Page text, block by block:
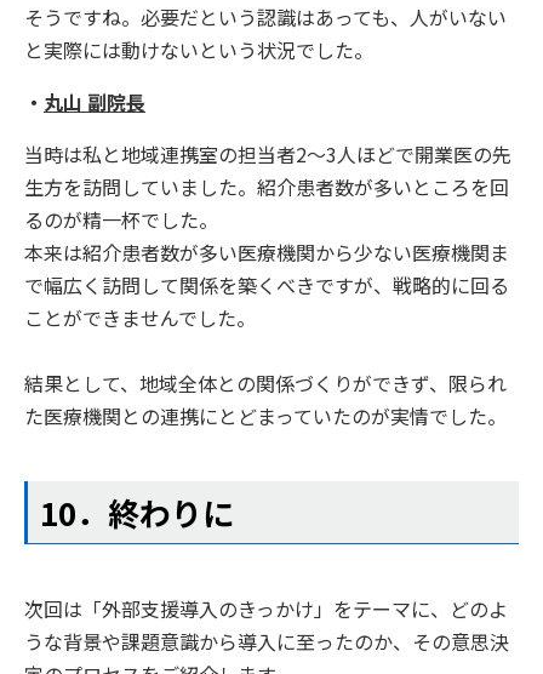
そうですね。必要だという認識はあっても、人がいない
と実際には動けないという状況でした。
・ 丸山 副院長
当時は私と地域連携室の担当者2〜3人ほどで開業医の先
生方を訪問していました。紹介患者数が多いところを回
るのが精一杯でした。
本来は紹介患者数が多い医療機関から少ない医療機関ま
で幅広く訪問して関係を築くべきですが、戦略的に回る
ことができませんでした。
結果として、地域全体との関係づくりができず、限られ
た医療機関との連携にとどまっていたのが実情でした。
10．終わりに
次回は「外部支援導入のきっかけ」をテーマに、どのよ
うな背景や課題意識から導入に至ったのか、その意思決